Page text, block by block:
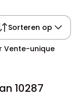
Sorteren op
Vente-unique
10287